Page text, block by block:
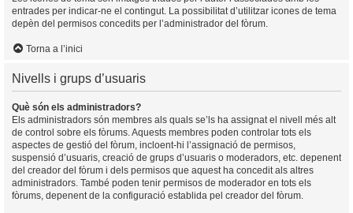
entrades per indicar-ne el contingut. La possibilitat d’utilitzar icones de tema
depèn del permisos concedits per l’administrador del fòrum.
Torna a l’inici
Nivells i grups d’usuaris
Què són els administradors?
Els administradors són membres als quals se’ls ha assignat el nivell més alt
de control sobre els fòrums. Aquests membres poden controlar tots els
aspectes de gestió del fòrum, incloent-hi l’assignació de permisos,
suspensió d’usuaris, creació de grups d’usuaris o moderadors, etc. depenent
del creador del fòrum i dels permisos que aquest ha concedit als altres
administradors. També poden tenir permisos de moderador en tots els
fòrums, depenent de la configuració establida pel creador del fòrum.